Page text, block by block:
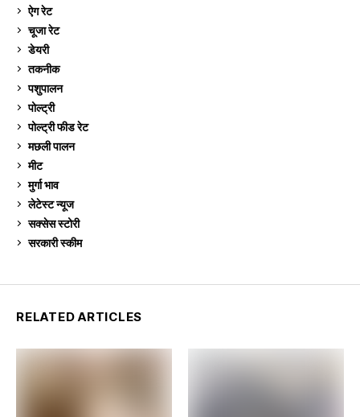
ऐग रेट
चूजा रेट
डेयरी
तकनीक
पशुपालन
पोल्ट्री
पोल्ट्री फीड रेट
मछली पालन
मीट
मुर्गा भाव
लेटेस्ट न्यूज
सक्सेस स्टो‍री
सरकारी स्की‍म
RELATED ARTICLES